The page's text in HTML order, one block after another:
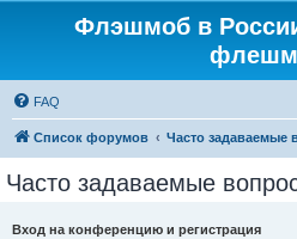
Флэшмоб в
FAQ
Список форумов Часто задаваемые
Часто задаваемые
Вход на конференцию и регистрация